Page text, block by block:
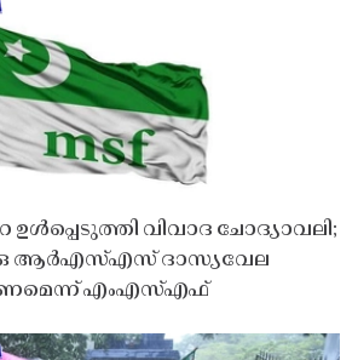
വിവാദ ചോദ്യാവലി;
ആർഎസ്എസ് ദാസ്യവേല
എംഎസ്എഫ്